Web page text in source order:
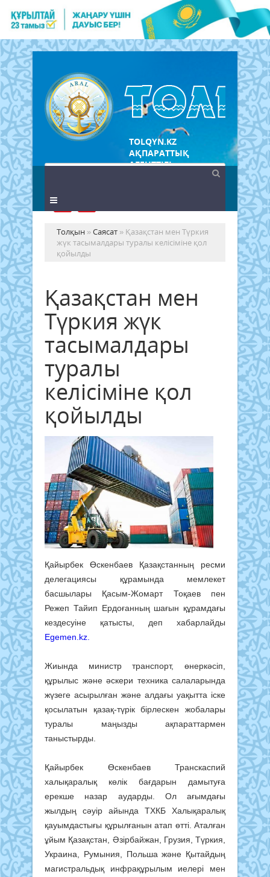
TOLQYN.KZ
АҚПАРАТТЫҚ
АГЕНТТІГІ
Толқын »Саясат » Қазақстан мен Түркия
жүк тасымалдары туралы келісіміне қол
қойылды
Қазақстан мен
Түркия жүк
тасымалдары
туралы
келісіміне қол
қойылды
Қайырбек Өскенбаев Қазақстанның ресми
делегациясы құрамында мемлекет
басшылары Қасым-Жомарт Тоқаев пен
Режеп Тайип Ердоғанның шағын құрамдағы
кездесуіне қатысты, деп хабарлайды
Egemen.kz.
Жиында министр транспорт, өнеркәсіп,
құрылыс және әскери техника салаларында
жүзеге асырылған және алдағы уақытта іске
қосылатын қазақ-түрік бірлескен жобалары
туралы маңызды ақпараттармен
таныстырды.
Қайырбек Өскенбаев Транскаспий
халықаралық көлік бағдарын дамытуға
ерекше назар аударды. Ол ағымдағы
жылдың сәуір айында ТХКБ Халықаралық
қауымдастығы құрылғанын атап өтті. Аталған
ұйым Қазақстан, Әзірбайжан, Грузия, Түркия,
Украина, Румыния, Польша және Қытайдың
магистральдық инфрақұрылым иелері мен